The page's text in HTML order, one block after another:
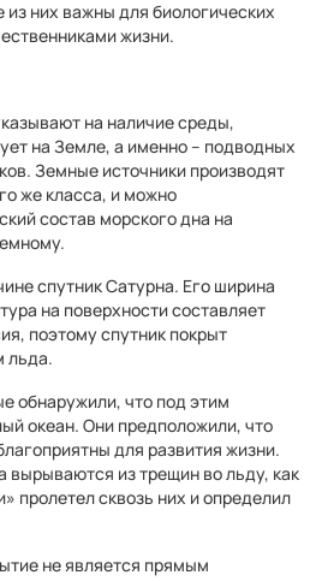
них важны для биологических
жизни.
на наличие среды,
на Земле, а именно – подводных
Земные источники производят
же класса, и можно
состав морского дна на
спутник Сатурна. Его ширина
на поверхности составляет
поэтому спутник покрыт
льда.
обнаружили, что под этим
океан. Они предположили, что
для развития жизни.
вырываются из трещин во льду, как
пролетел сквозь них и определил
не является прямым